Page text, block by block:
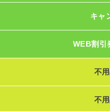
キャ
WEB割引
不
不